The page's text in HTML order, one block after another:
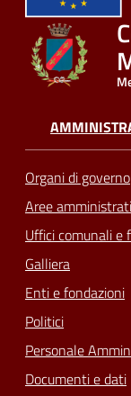
Organi di governo
Aree
Uffici comunali e
Galliera
Enti e fondazioni
Politici
Personale
Documenti e dati